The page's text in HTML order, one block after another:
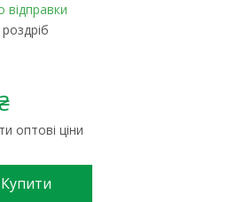
відправки
оптові ціни
Купити